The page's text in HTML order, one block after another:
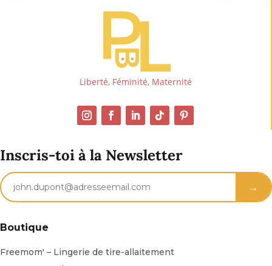
Liberté, Féminité, Maternité
Inscris-toi à la Newsletter
→
Boutique
Freemom' – Lingerie de tire-allaitement